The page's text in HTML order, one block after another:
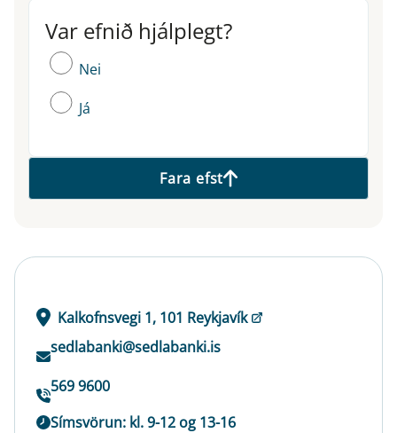
Var efnið hjálplegt?
Var efnið hjálplegt?
Nei
Já
Fara efst
Kalkofnsvegi 1, 101 Reykjavík
sedlabanki@sedlabanki.is
569 9600
Símsvörun: kl. 9-12 og 13-16